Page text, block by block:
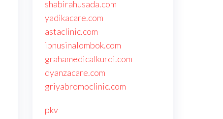
shabirahusada.com
yadikacare.com
astaclinic.com
ibnusinalombok.com
grahamedicalkurdi.com
dyanzacare.com
griyabromoclinic.com
pkv